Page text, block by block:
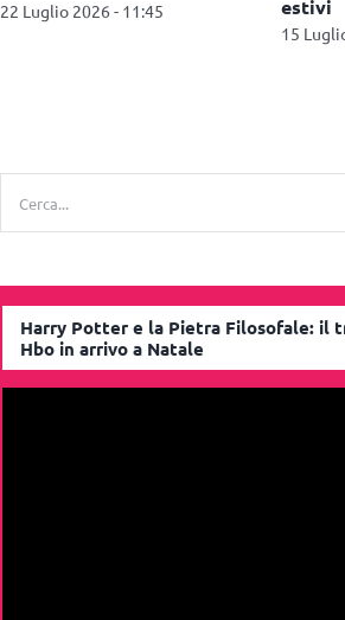
per:
Harry Potter e la Pietra Filosofale: il
Hbo in arrivo a Natale
Video
Player